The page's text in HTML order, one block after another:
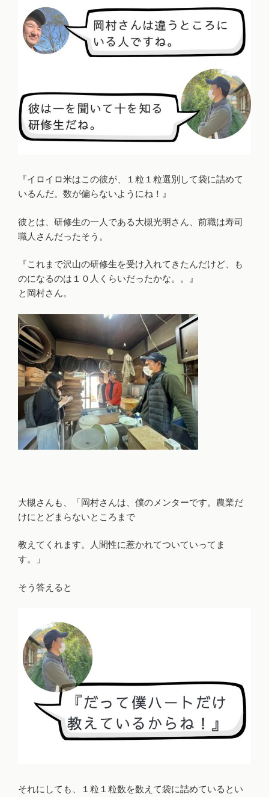
『イロイロ米はこの彼が、１粒１粒選別して袋に詰めて
いるんだ。数が偏らないようにね！』
彼とは、研修生の一人である大槻光明さん、前職は寿司
職人さんだったそう。
『これまで沢山の研修生を受け入れてきたんだけど、も
のになるのは１０人くらいだったかな。。』
と岡村さん。
大槻さんも、「岡村さんは、僕のメンターです。農業だ
けにとどまらないところまで
教えてくれます。人間性に惹かれてついていってま
す。」
そう答えると
それにしても、１粒１粒数を数えて袋に詰めているとい